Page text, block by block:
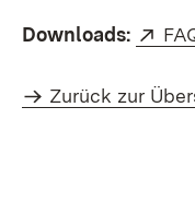
Downloads:
Zurück zur